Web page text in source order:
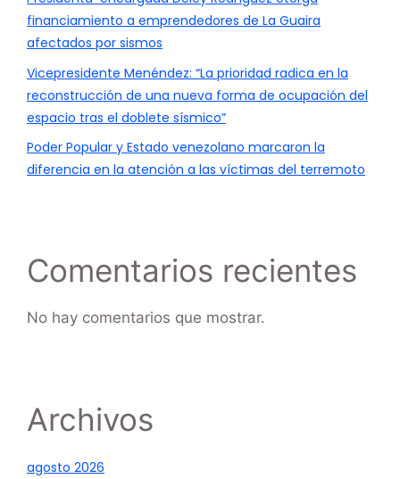
financiamiento a emprendedores de La Guaira
afectados por sismos
Vicepresidente Menéndez: “La prioridad radica en la
reconstrucción de una nueva forma de ocupación del
espacio tras el doblete sísmico”
Poder Popular y Estado venezolano marcaron la
diferencia en la atención a las víctimas del terremoto
Comentarios recientes
No hay comentarios que mostrar.
Archivos
agosto 2026